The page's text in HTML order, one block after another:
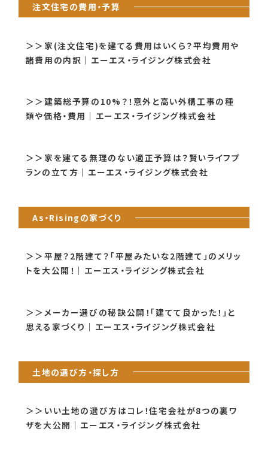
注文住宅の費用・予算
＞＞家(注文住宅)を建てる費用はいくら？平均費用や
諸費用の内訳｜エーエス・ライジング株式会社
＞＞建築総予算の10%？！意外と高い外構工事の種
類や価格・費用｜エーエス・ライジング株式会社
＞＞家を建てる無理のない適正予算は？賢いライフプ
ランの立て方｜エーエス・ライジング株式会社
As・Risingの家づくり
＞＞平屋？2階建て？「平屋みたいな2階建て」のメリッ
トを大公開！｜エーエス・ライジング株式会社
＞＞メーカー選びの秘訣公開！「建てて良かった！」と
思える家づくり｜エーエス・ライジング株式会社
土地の選び方・探し方
＞＞いい土地の選び方はコレ！住宅会社が8つの裏ワ
ザを大公開｜エーエス・ライジング株式会社